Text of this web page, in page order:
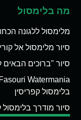
מה בלימסול
מלימסול ללגונה
סיור מלימסול אל
סיור "ברוכים הבאים
בלימסול קפריסין
סיור מודרך